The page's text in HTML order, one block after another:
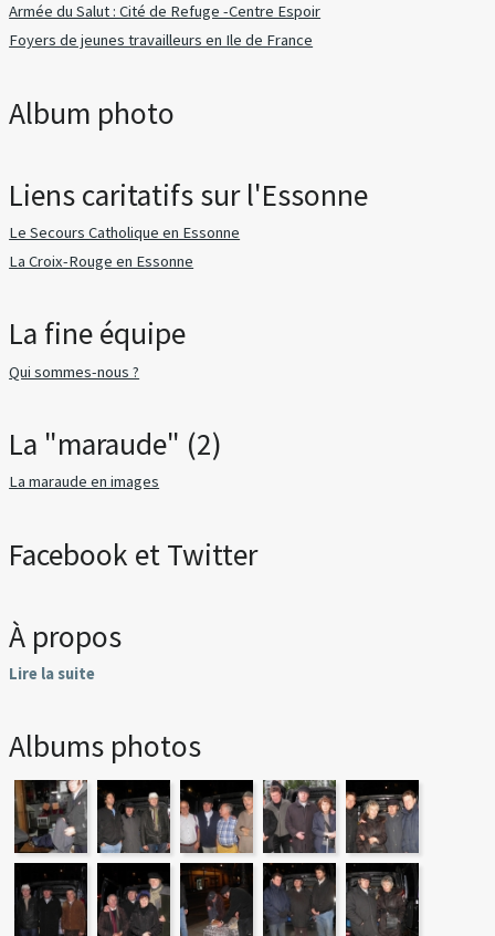
Armée du Salut : Cité de Refuge -Centre Espoir
Foyers de jeunes travailleurs en Ile de France
Album photo
Liens caritatifs sur l'Essonne
Le Secours Catholique en Essonne
La Croix-Rouge en Essonne
La fine équipe
Qui sommes-nous ?
La "maraude" (2)
La maraude en images
Facebook et Twitter
À propos
Lire la suite
Albums photos